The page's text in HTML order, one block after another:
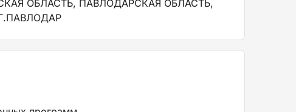
ОБЛАСТЬ, ПАВЛОДАРСКАЯ ОБЛАСТЬ,